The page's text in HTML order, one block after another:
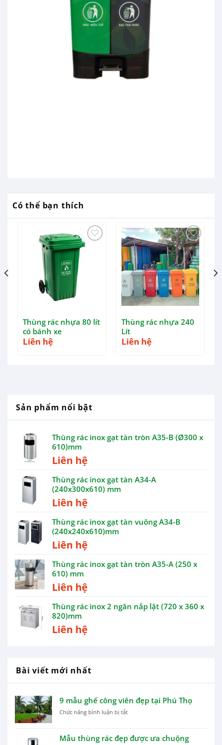
Sản phẩm nổi bật
Thùng rác inox gạt tàn tròn A35-B (Ø300 x
610)mm
Liên hệ
Thùng rác inox gạt tàn A34-A
(240x300x610) mm
Liên hệ
Thùng rác inox gạt tàn vuông A34-B
(240x240x610)mm
Liên hệ
Thùng rác inox gạt tàn tròn A35-A (250 x
610) mm
Liên hệ
Thùng rác inox 2 ngăn nắp lật (720 x 360 x
820)mm
Liên hệ
Bài viết mới nhất
9 mẫu ghế công viên đẹp tại Phú Thọ
Chức năng bình luận bị tắtở
ghế
Mẫu thùng rác đẹp được ưa chuộng
Có thể bạn thích
Thùng rác nhựa 80 lít
có bánh xe
Liên hệ
Thùng rác nhựa 240
Lít
Liên hệ